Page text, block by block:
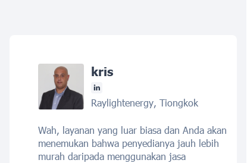
kris
Raylightenergy, Tiongkok
Wah, layanan yang luar biasa dan Anda akan
menemukan bahwa penyedianya jauh lebih
murah daripada menggunakan jasa